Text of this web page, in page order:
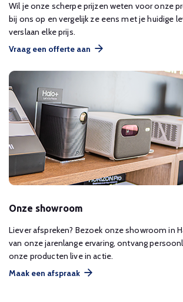
Wil je onze scherpe prijzen weten voor onze
bij ons op en vergelijk ze eens met je huidige
verslaan elke prijs.
Vraag een offerte aan
Onze showroom
Liever afspreken? Bezoek onze showroom in
van onze jarenlange ervaring, ontvang
onze producten live in actie.
Maak een afspraak